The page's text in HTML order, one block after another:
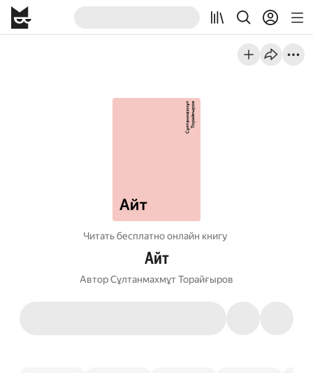
Читать бесплатно онлайн книгу
Айт
АвторСұлтанмахмұт Торайғыров